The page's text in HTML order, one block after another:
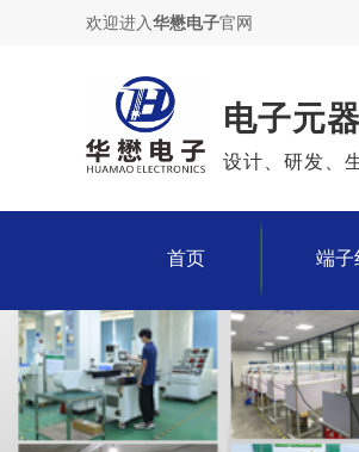
欢迎进入华懋电子官网
电子元
设计、研发、
首页 端子